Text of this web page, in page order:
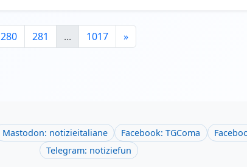
280 281 ... 1017 »
Mastodon: notizieitaliane Facebook: TGComa
Telegram: notiziefun